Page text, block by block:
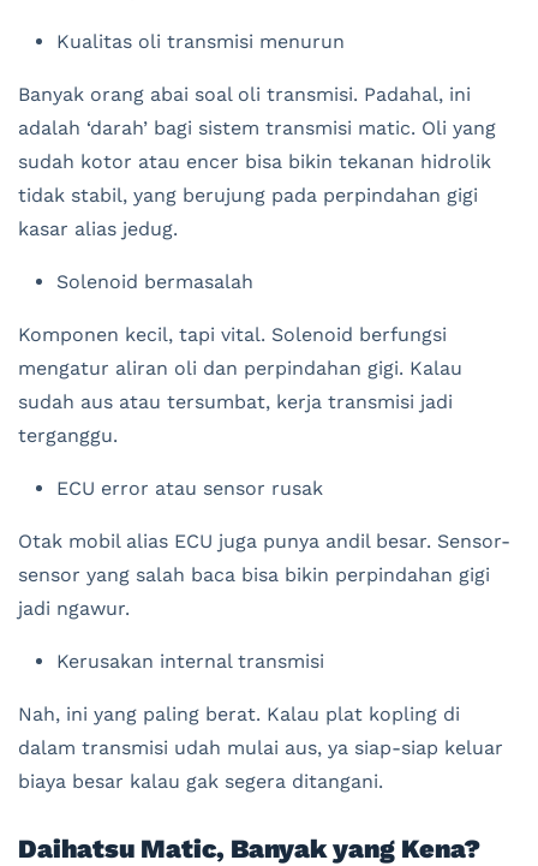
Kualitas oli transmisi menurun
Banyak orang abai soal oli transmisi. Padahal, ini
adalah ‘darah’ bagi sistem transmisi matic. Oli yang
sudah kotor atau encer bisa bikin tekanan hidrolik
tidak stabil, yang berujung pada perpindahan gigi
kasar alias jedug.
Solenoid bermasalah
Komponen kecil, tapi vital. Solenoid berfungsi
mengatur aliran oli dan perpindahan gigi. Kalau
sudah aus atau tersumbat, kerja transmisi jadi
terganggu.
ECU error atau sensor rusak
Otak mobil alias ECU juga punya andil besar. Sensor-
sensor yang salah baca bisa bikin perpindahan gigi
jadi ngawur.
Kerusakan internal transmisi
Nah, ini yang paling berat. Kalau plat kopling di
dalam transmisi udah mulai aus, ya siap-siap keluar
biaya besar kalau gak segera ditangani.
Daihatsu Matic, Banyak yang Kena?